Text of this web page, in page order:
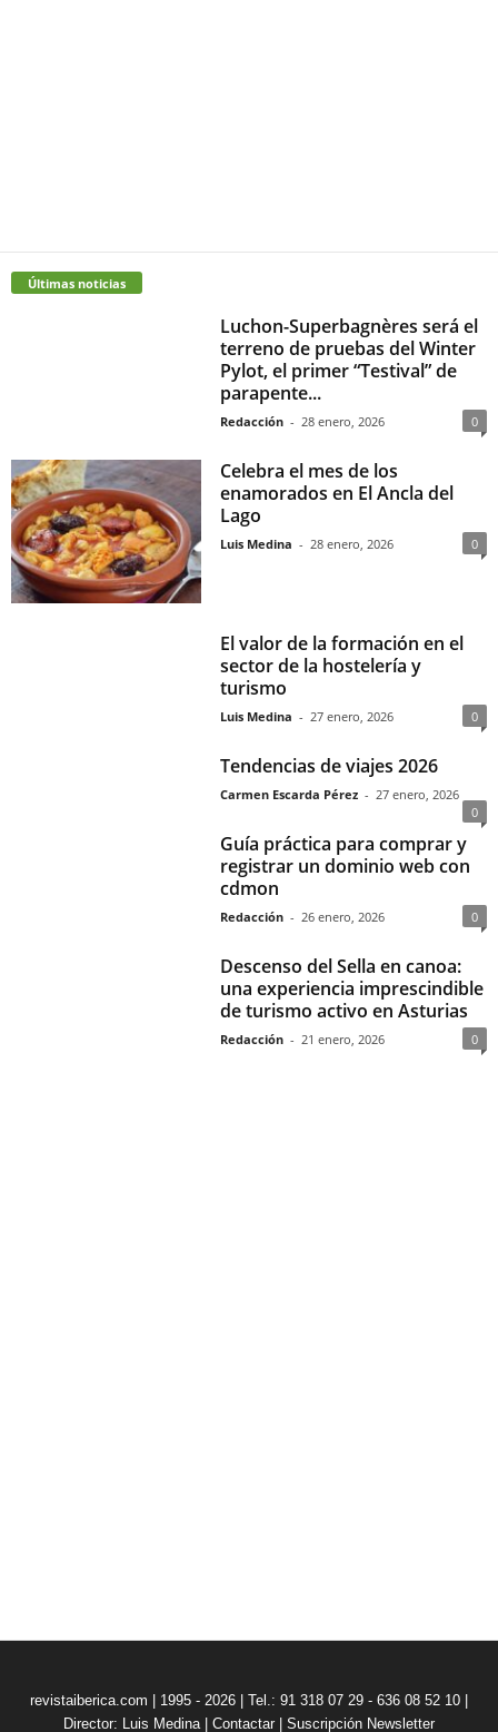
Últimas noticias
Luchon-Superbagnères será el
terreno de pruebas del Winter
Pylot, el primer “Testival” de
parapente...
Redacción - 28 enero, 2026 0
Celebra el mes de los
enamorados en El Ancla del
Lago
Luis Medina - 28 enero, 2026 0
El valor de la formación en el
sector de la hostelería y
turismo
Luis Medina - 27 enero, 2026 0
Tendencias de viajes 2026
Carmen Escarda Pérez - 27 enero, 2026
0
Guía práctica para comprar y
registrar un dominio web con
cdmon
Redacción - 26 enero, 2026 0
Descenso del Sella en canoa:
una experiencia imprescindible
de turismo activo en Asturias
Redacción - 21 enero, 2026 0
revistaiberica.com | 1995 - 2026 | Tel.: 91 318 07 29 - 636 08 52 10 |
Director: Luis Medina
Contactar Suscripción Newsletter